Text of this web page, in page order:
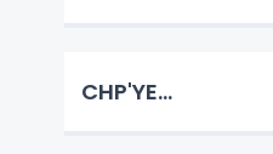
CHP'YE...